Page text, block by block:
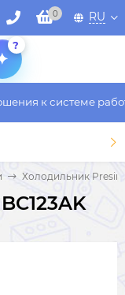
0 RU
?
к системе
Холодильник